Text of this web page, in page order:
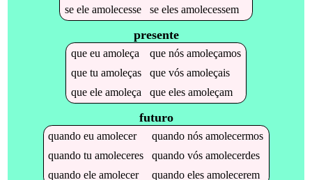
se ele amolecesse se eles amolecessem
presente
que eu amoleça que nós amoleçamos
que tu amoleças que vós amoleçais
que ele amoleça que eles amoleçam
futuro
quandoeuamolecer quandonósamolecermos
quandotuamoleceres quandovósamolecerdes
quandoeleamolecer quandoelesamolecerem